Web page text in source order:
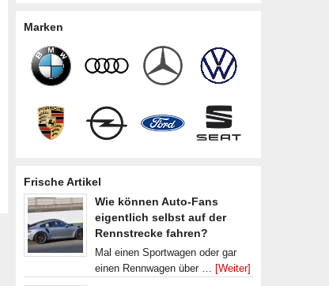
Marken
Frische Artikel
Wie können Auto-Fans
eigentlich selbst auf der
Rennstrecke fahren?
Mal einen Sportwagen oder gar
einen Rennwagen über … [Weiter]